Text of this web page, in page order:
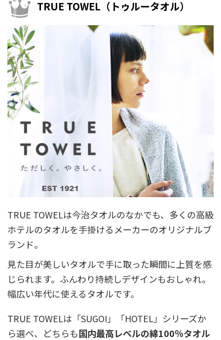
TRUE TOWEL（トゥルータオル）
TRUE TOWELは今治タオルのなかでも、多くの高級
ホテルのタオルを手掛けるメーカーのオリジナルブ
ランド。
見た目が美しいタオルで手に取った瞬間に上質を感
じられます。ふんわり持続しデザインもおしゃれ。
幅広い年代に使えるタオルです。
TRUE TOWELは「SUGOI」「HOTEL」シリーズか
ら選べ、どちらも国内最高レベルの綿100％タオル